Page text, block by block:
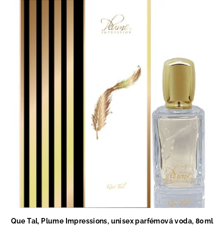
Que Tal, Plume Impressions, unisex parfémová voda, 80ml